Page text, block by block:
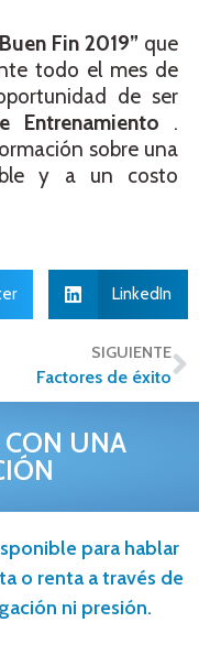
Fin 2019” que
todo el mes de
de ser
Entrenamiento .
sobre una
y a un costo
LinkedIn
SIGUIENTE
Factores de éxito
UNA
para hablar
o renta a través de
ni presión.